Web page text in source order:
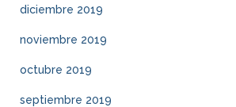
diciembre 2019
noviembre 2019
octubre 2019
septiembre 2019